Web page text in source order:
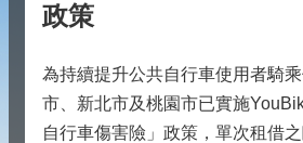
政策
為持續提升公共自行車使用者騎
市、新北市及桃園市已實施
自行車傷害險」政策，單次租借